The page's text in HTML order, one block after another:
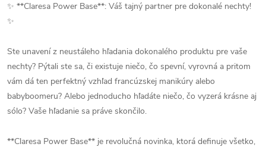
✨ **Claresa Power Base**: Váš tajný partner pre dokonalé nechty!
✨
Ste unavení z neustáleho hľadania dokonalého produktu pre vaše
nechty? Pýtali ste sa, či existuje niečo, čo spevní, vyrovná a pritom
vám dá ten perfektný vzhľad francúzskej manikúry alebo
babyboomeru? Alebo jednoducho hľadáte niečo, čo vyzerá krásne aj
sólo? Vaše hľadanie sa práve skončilo.
**Claresa Power Base** je revolučná novinka, ktorá definuje všetko,